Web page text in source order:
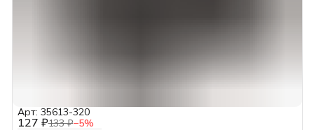
127 ₽133 ₽−5%
Арт: 35613-320